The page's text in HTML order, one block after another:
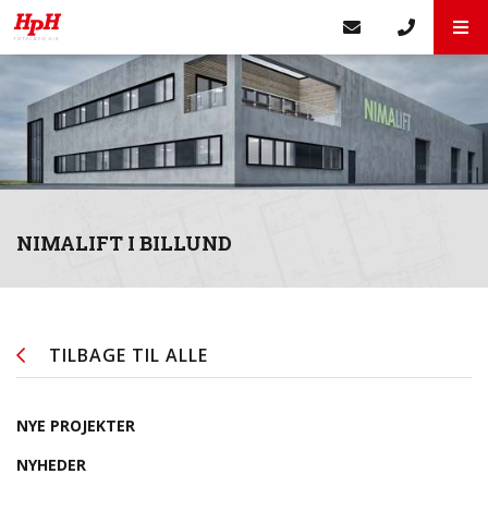
NIMALIFT I BILLUND
TILBAGE TIL ALLE
NYE PROJEKTER
NYHEDER